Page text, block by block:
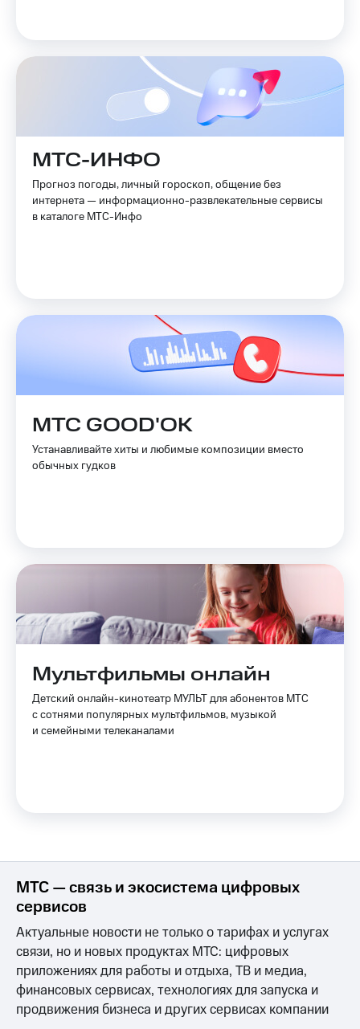
МТС-ИНФО
Прогноз погоды, личный гороскоп, общение без
интернета — информационно-развлекательные сервисы
в каталоге МТС-Инфо
МТС GOOD'OK
Устанавливайте хиты и любимые композиции вместо
обычных гудков
Мультфильмы онлайн
Детский онлайн-кинотеатр МУЛЬТ для абонентов МТС
с сотнями популярных мультфильмов, музыкой
и семейными телеканалами
МТС — связь и экосистема цифровых
сервисов
Актуальные новости не только о тарифах и услугах
связи, но и новых продуктах МТС: цифровых
приложениях для работы и отдыха, ТВ и медиа,
финансовых сервисах, технологиях для запуска и
продвижения бизнеса и других сервисах компании